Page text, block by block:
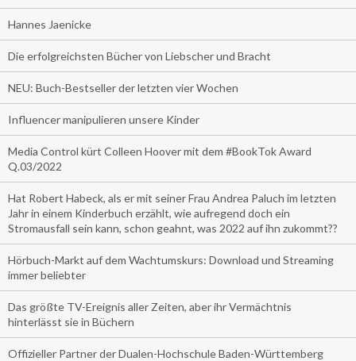
Hannes Jaenicke
Die erfolgreichsten Bücher von Liebscher und Bracht
NEU: Buch-Bestseller der letzten vier Wochen
Influencer manipulieren unsere Kinder
Media Control kürt Colleen Hoover mit dem #BookTok Award
Q.03/2022
Hat Robert Habeck, als er mit seiner Frau Andrea Paluch im letzten
Jahr in einem Kinderbuch erzählt, wie aufregend doch ein
Stromausfall sein kann, schon geahnt, was 2022 auf ihn zukommt??
Hörbuch-Markt auf dem Wachtumskurs: Download und Streaming
immer beliebter
Das größte TV-Ereignis aller Zeiten, aber ihr Vermächtnis
hinterlässt sie in Büchern
Offizieller Partner der Dualen-Hochschule Baden-Württemberg